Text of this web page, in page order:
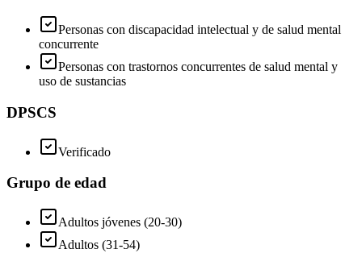
Personas con discapacidad intelectual y de salud mental
concurrente
Personas con trastornos concurrentes de salud mental y
uso de sustancias
DPSCS
Verificado
Grupo de edad
Adultos jóvenes (20-30)
Adultos (31-54)